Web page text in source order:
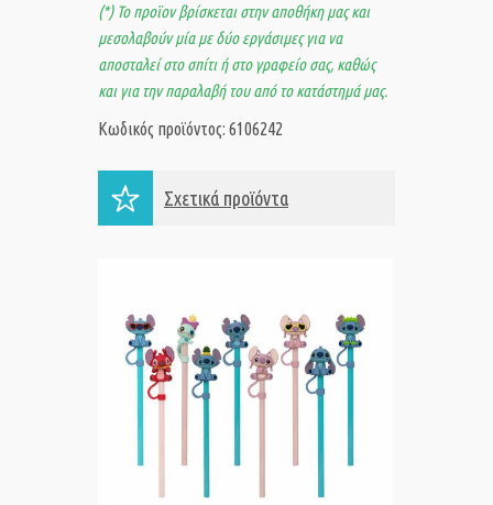
(*) Το προϊον βρίσκεται στην αποθήκη μας και
μεσολαβούν μία με δύο εργάσιμες για να
αποσταλεί στο σπίτι ή στο γραφείο σας, καθώς
και για την παραλαβή του από το κατάστημά μας.
Κωδικός προϊόντος: 6106242
Σχετικά προϊόντα